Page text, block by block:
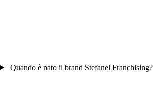
Quando è nato il brand Stefanel Franchising?